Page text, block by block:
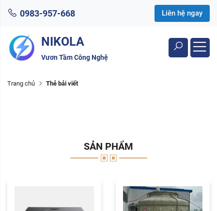
0983-957-668 Liên hệ ngay
NIKOLA
Vươn Tầm Công Nghệ
Trang chủ Thẻ bải viết
SẢN PHẨM